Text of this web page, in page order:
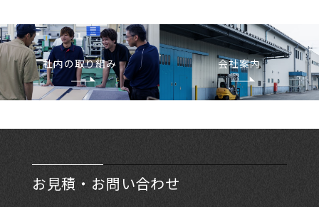
社内の取り組み 会社案内
お見積・お問い合わせ